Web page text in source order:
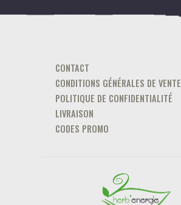
CONTACT
CONDITIONS GÉNÉRALES DE VENTE
POLITIQUE DE CONFIDENTIALITÉ
LIVRAISON
CODES PROMO